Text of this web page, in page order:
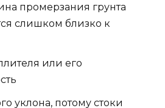
промерзания грунта
слишком близко к
или его
уклона, потому стоки